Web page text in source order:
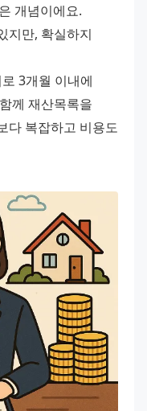
개념이에요.
지만, 확실하지
3개월 이내에
께 재산목록을
다 복잡하고 비용도